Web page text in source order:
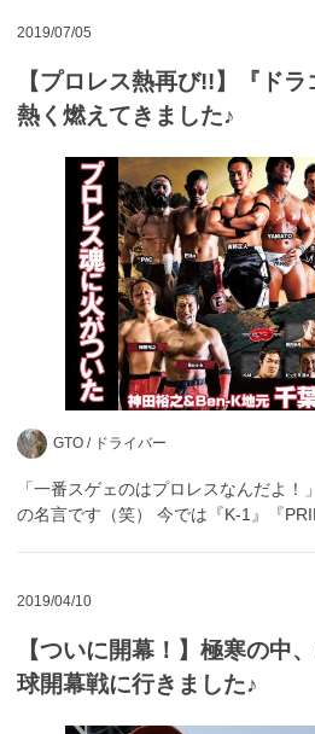
2019/07/05
【プロレス熱再び!!】『ド
熱く燃えてきました♪
GTO / ドライバー
「一番スゲェのはプロレスなんだよ
の名言です（笑） 今では『K-1』『
2019/04/10
【ついに開幕！】極寒の中
球開幕戦に行きました♪